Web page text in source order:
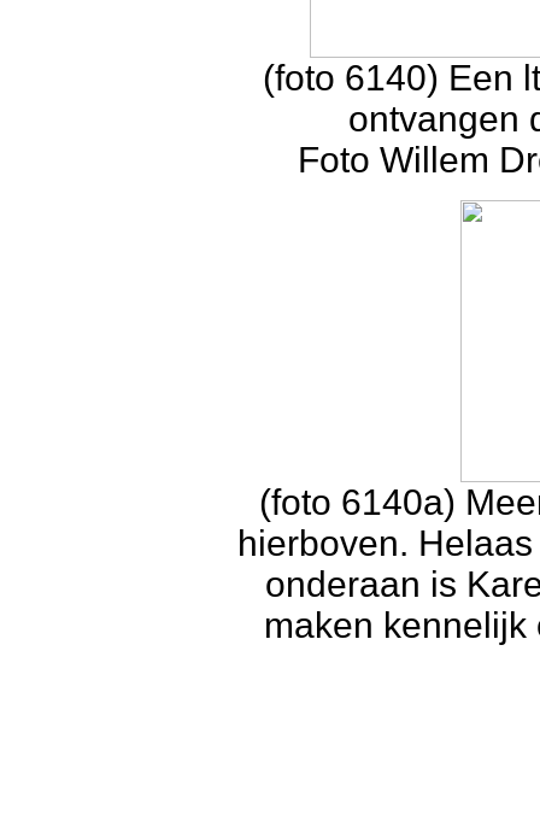
(foto 6140) Een
ontvangen
Foto Willem
(foto 6140a)
hierboven.
onderaan is
maken